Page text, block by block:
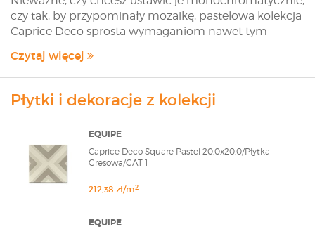
czy tak, by przypominały mozaikę, pastelowa kolekcja
Caprice Deco sprosta wymaganiom nawet tym
zestawienia i chcesz dodać swoim wnętrzom
finezyjności, ta seria jest idealnym wyborem.
Equipe Ceramicas Caprice
Deco Magic Pastel
Pragniesz stworzyć wrażenie ładu i idealnej harmonii,
ale jednocześnie poszukujesz intrygujących form i
kolorów, dzięki którym stworzysz niepowtarzalną
Caprice Deco Magic Pastel nadadzą wnętrzu
Czytaj więcej
Płytki i dekoracje z kolekcji
EQUIPE
Caprice Deco Square Pastel 20,0x20,0/Płytka
Gresowa/GAT 1
212,38 zł/m2
EQUIPE